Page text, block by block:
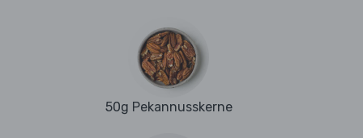
50g Pekannusskerne